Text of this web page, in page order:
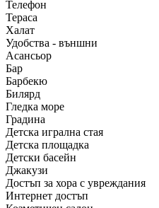
Телефон
Тераса
Халат
Удобства - външни
Асансьор
Бар
Барбекю
Билярд
Гледка море
Градина
Детска игрална стая
Детска площадка
Детски басейн
Джакузи
Достъп за хора с увреждания
Интернет достъп